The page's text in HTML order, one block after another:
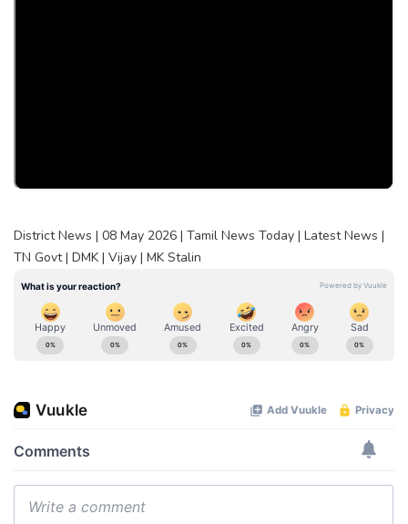
District News | 08 May 2026 | Tamil News Today | Latest News |
TN Govt | DMK | Vijay | MK Stalin